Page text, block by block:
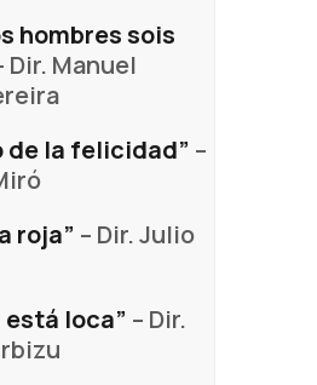
hombres sois
Dir. Manuel
de la felicidad” –
roja” – Dir. Julio
está loca” – Dir.